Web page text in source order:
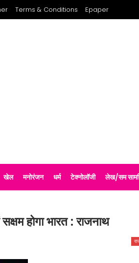
Terms & Conditions Epaper
खेल मनोरंजन धर्म टेक्नोलॉजी लेख/सम
होगा भारत : राजनाथ